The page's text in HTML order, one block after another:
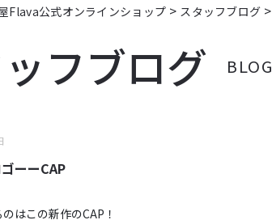
Flava公式オンラインショップ > スタッフブログ >
フブログ BLOG
ーーCAP
はこの新作のCAP！